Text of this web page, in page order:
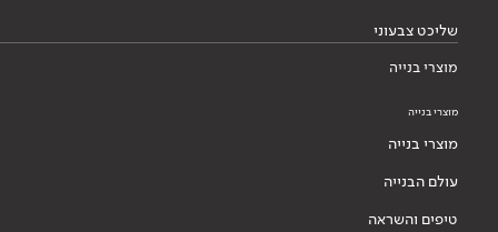
שליכט צבעוני
מוצרי בנייה
מוצרי בנייה
מוצרי בנייה
עולם הבנייה
טיפים והשראה